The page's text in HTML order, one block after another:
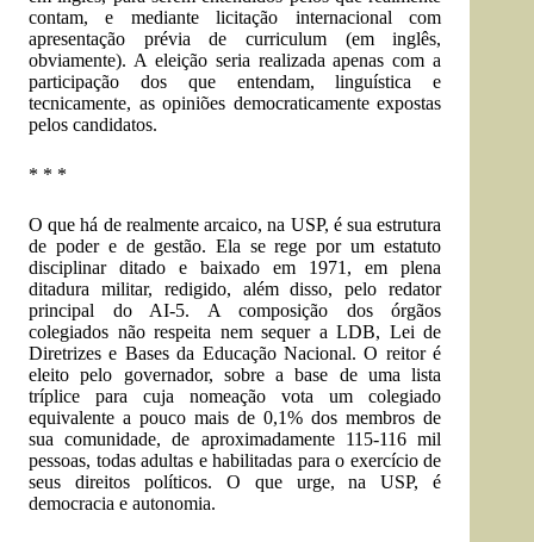
contam, e mediante licitação internacional com
apresentação prévia de curriculum (em inglês,
obviamente). A eleição seria realizada apenas com a
participação dos que entendam, linguística e
tecnicamente, as opiniões democraticamente expostas
pelos candidatos.
* * *
O que há de realmente arcaico, na USP, é sua estrutura
de poder e de gestão. Ela se rege por um estatuto
disciplinar ditado e baixado em 1971, em plena
ditadura militar, redigido, além disso, pelo redator
principal do AI-5. A composição dos órgãos
colegiados não respeita nem sequer a LDB, Lei de
Diretrizes e Bases da Educação Nacional. O reitor é
eleito pelo governador, sobre a base de uma lista
tríplice para cuja nomeação vota um colegiado
equivalente a pouco mais de 0,1% dos membros de
sua comunidade, de aproximadamente 115-116 mil
pessoas, todas adultas e habilitadas para o exercício de
seus direitos políticos. O que urge, na USP, é
democracia e autonomia.